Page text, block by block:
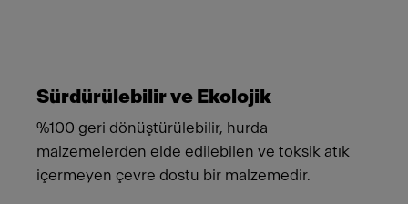
Sürdürülebilir ve Ekolojik
%100 geri dönüştürülebilir, hurda
malzemelerden elde edilebilen ve toksik atık
içermeyen çevre dostu bir malzemedir.